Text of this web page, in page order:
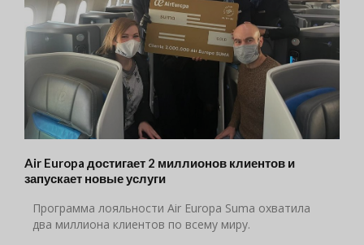
Air Europa достигает 2 миллионов клиентов и
запускает новые услуги
Программа лояльности Air Europa Suma охватила
два миллиона клиентов по всему миру.